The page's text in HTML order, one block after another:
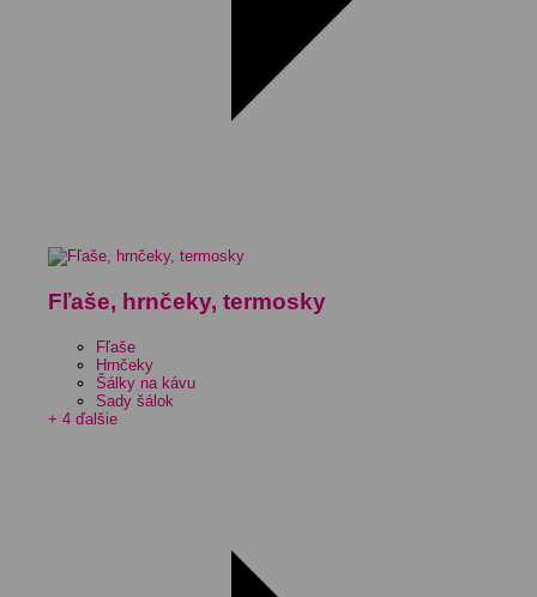
Fľaše, hrnčeky, termosky
Fľaše
Hrnčeky
Šálky na kávu
Sady šálok
+ 4 ďalšie